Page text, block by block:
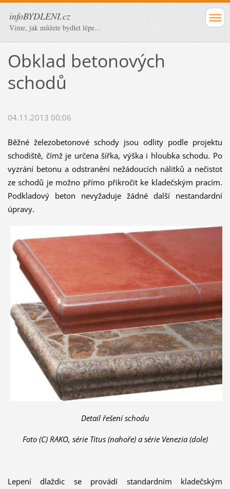
infoBYDLENI.cz
Víme, jak můžete bydlet lépe...
Obklad betonových
schodů
04.11.2013 00:06
Běžné železobetonové schody jsou odlity podle projektu
schodiště, čímž je určena šířka, výška i hloubka schodu. Po
vyzrání betonu a odstranění nežádoucích nálitků a nečistot
ze schodů je možno přímo přikročit ke kladečským pracím.
Podkladový beton nevyžaduje žádné další nestandardní
úpravy.
Detail řešení schodu
Foto (C) RAKO, série Titus (nahoře) a série Venezia (dole)
Lepení dlaždic se provádí standardním kladečským